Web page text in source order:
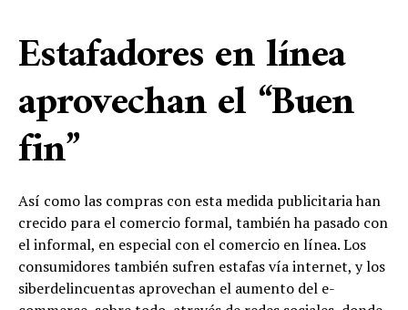
Estafadores en línea
aprovechan el “Buen
fin”
Así como las compras con esta medida publicitaria han
crecido para el comercio formal, también ha pasado con
el informal, en especial con el comercio en línea. Los
consumidores también sufren estafas vía internet, y los
siberdelincuentas aprovechan el aumento del e-